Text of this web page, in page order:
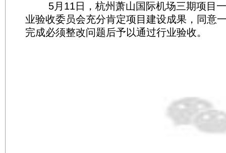
5月11日，杭州萧山国际机场三期项目一
业验收委员会充分肯定项目建设成果，同意
完成必须整改问题后予以通过行业验收。